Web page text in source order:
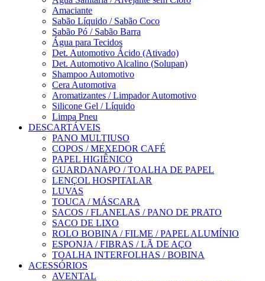
Amaciante
Sabão Líquido / Sabão Coco
Sabão Pó / Sabão Barra
Água para Tecidos
Det. Automotivo Ácido (Ativado)
Det. Automotivo Alcalino (Solupan)
Shampoo Automotivo
Cera Automotiva
Aromatizantes / Limpador Automotivo
Silicone Gel / Líquido
Limpa Pneu
DESCARTÁVEIS
PANO MULTIUSO
COPOS / MEXEDOR CAFÉ
PAPEL HIGIÊNICO
GUARDANAPO / TOALHA DE PAPEL
LENÇOL HOSPITALAR
LUVAS
TOUCA / MÁSCARA
SACOS / FLANELAS / PANO DE PRATO
SACO DE LIXO
ROLO BOBINA / FILME / PAPEL ALUMÍNIO
ESPONJA / FIBRAS / LÃ DE AÇO
TOALHA INTERFOLHAS / BOBINA
ACESSÓRIOS
AVENTAL